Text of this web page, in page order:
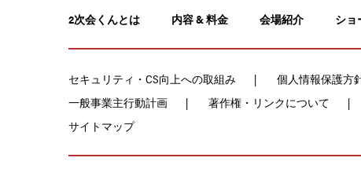
2次会くんとは 内容 & 料金 会場紹介 ショ
セキュリティ・CS向上への取組み 個人情報保護方
一般事業主行動計画
著作権・リンクについて
サイトマップ